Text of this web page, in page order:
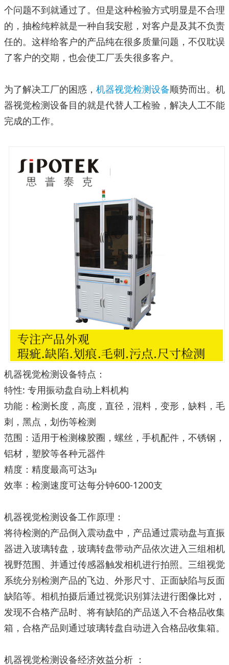
个问题不到就通过了。但是这种检验方式明显是不合理
的，抽检纯粹就是一种自我安慰，对客户是及其不负责
任的。这样给客户的产品纯在很多质量问题，不仅耽误
了客户的交期，也会使工厂丢失很多客户。
为了解决工厂的困惑， 机器视觉检测设备顺势而出。机
器视觉检测设备目的就是代替人工检验，解决人工不能
完成的工作。
机器视觉检测设备特点：
特性: 专用振动盘自动上料机构
功能：检测长度，高度，直径，混料，变形，缺料，毛
刺，黑点，划伤等检测
范围：适用于检测橡胶圈，螺丝，手机配件，不锈钢，
铝材，塑胶等各种元器件
精度：精度最高可达3μ
效率：检测速度可达每分钟600-1200支
机器视觉检测设备工作原理：
将待检测的产品倒入震动盘中，产品通过震动盘与直振
器进入玻璃转盘，玻璃转盘带动产品依次进入三组相机
视野范围、并通过传感器触发相机进行拍照。三组视觉
系统分别检测产品的飞边、外形尺寸、正面缺陷与反面
缺陷等。相机拍摄后通过视觉识别算法进行图像比对，
发现不合格产品时、将有缺陷的产品送入不合格品收集
箱，合格产品则通过玻璃转盘自动进入合格品收集箱。
机器视觉检测设备经济效益分析 ：